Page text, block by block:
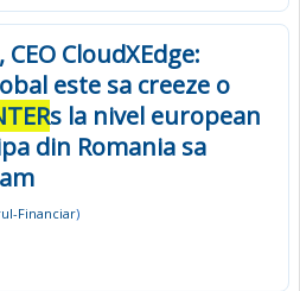
CloudXEdge:
este sa creeze o
s la nivel european
din Romania sa
Financiar)